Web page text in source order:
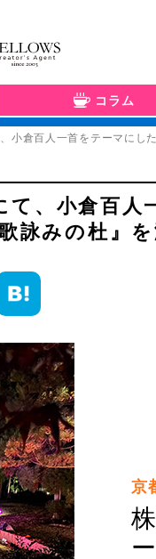
コラム
小倉百人一首をテーマにし
、小倉百人
詠みの杜』を
京